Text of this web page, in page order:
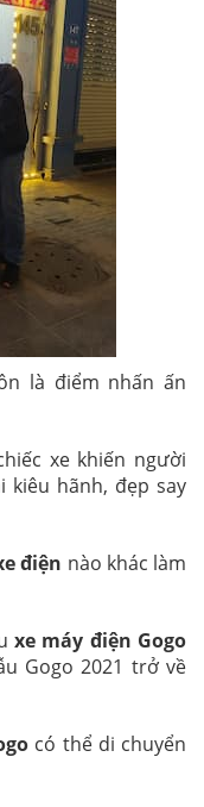
là điểm nhấn ấn
xe khiến người
hãnh, đẹp say
điện nào khác làm
xe máy điện Gogo
Gogo 2021 trở về
có thể di chuyển